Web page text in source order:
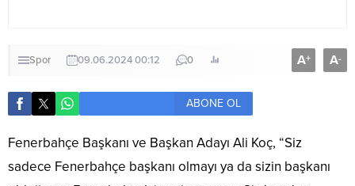
Spor 09.06.2024 00:12 0 A+ A-
ABONE OL
Fenerbahçe Başkanı ve Başkan Adayı Ali Koç, “Siz
sadece Fenerbahçe başkanı olmayı ya da sizin başkanı